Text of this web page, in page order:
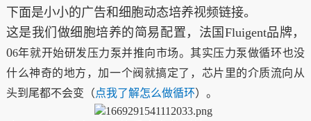
下面是小小的广告和细胞动态培养视频链接。
这是我们做细胞培养的简易配置，法国Fluigent品牌，
06年就开始研发压力泵并推向市场。其实压力泵做循环也没
什么神奇的地方，加一个阀就搞定了，芯片里的介质流向从
头到尾都不会变（点我了解怎么做循环）。